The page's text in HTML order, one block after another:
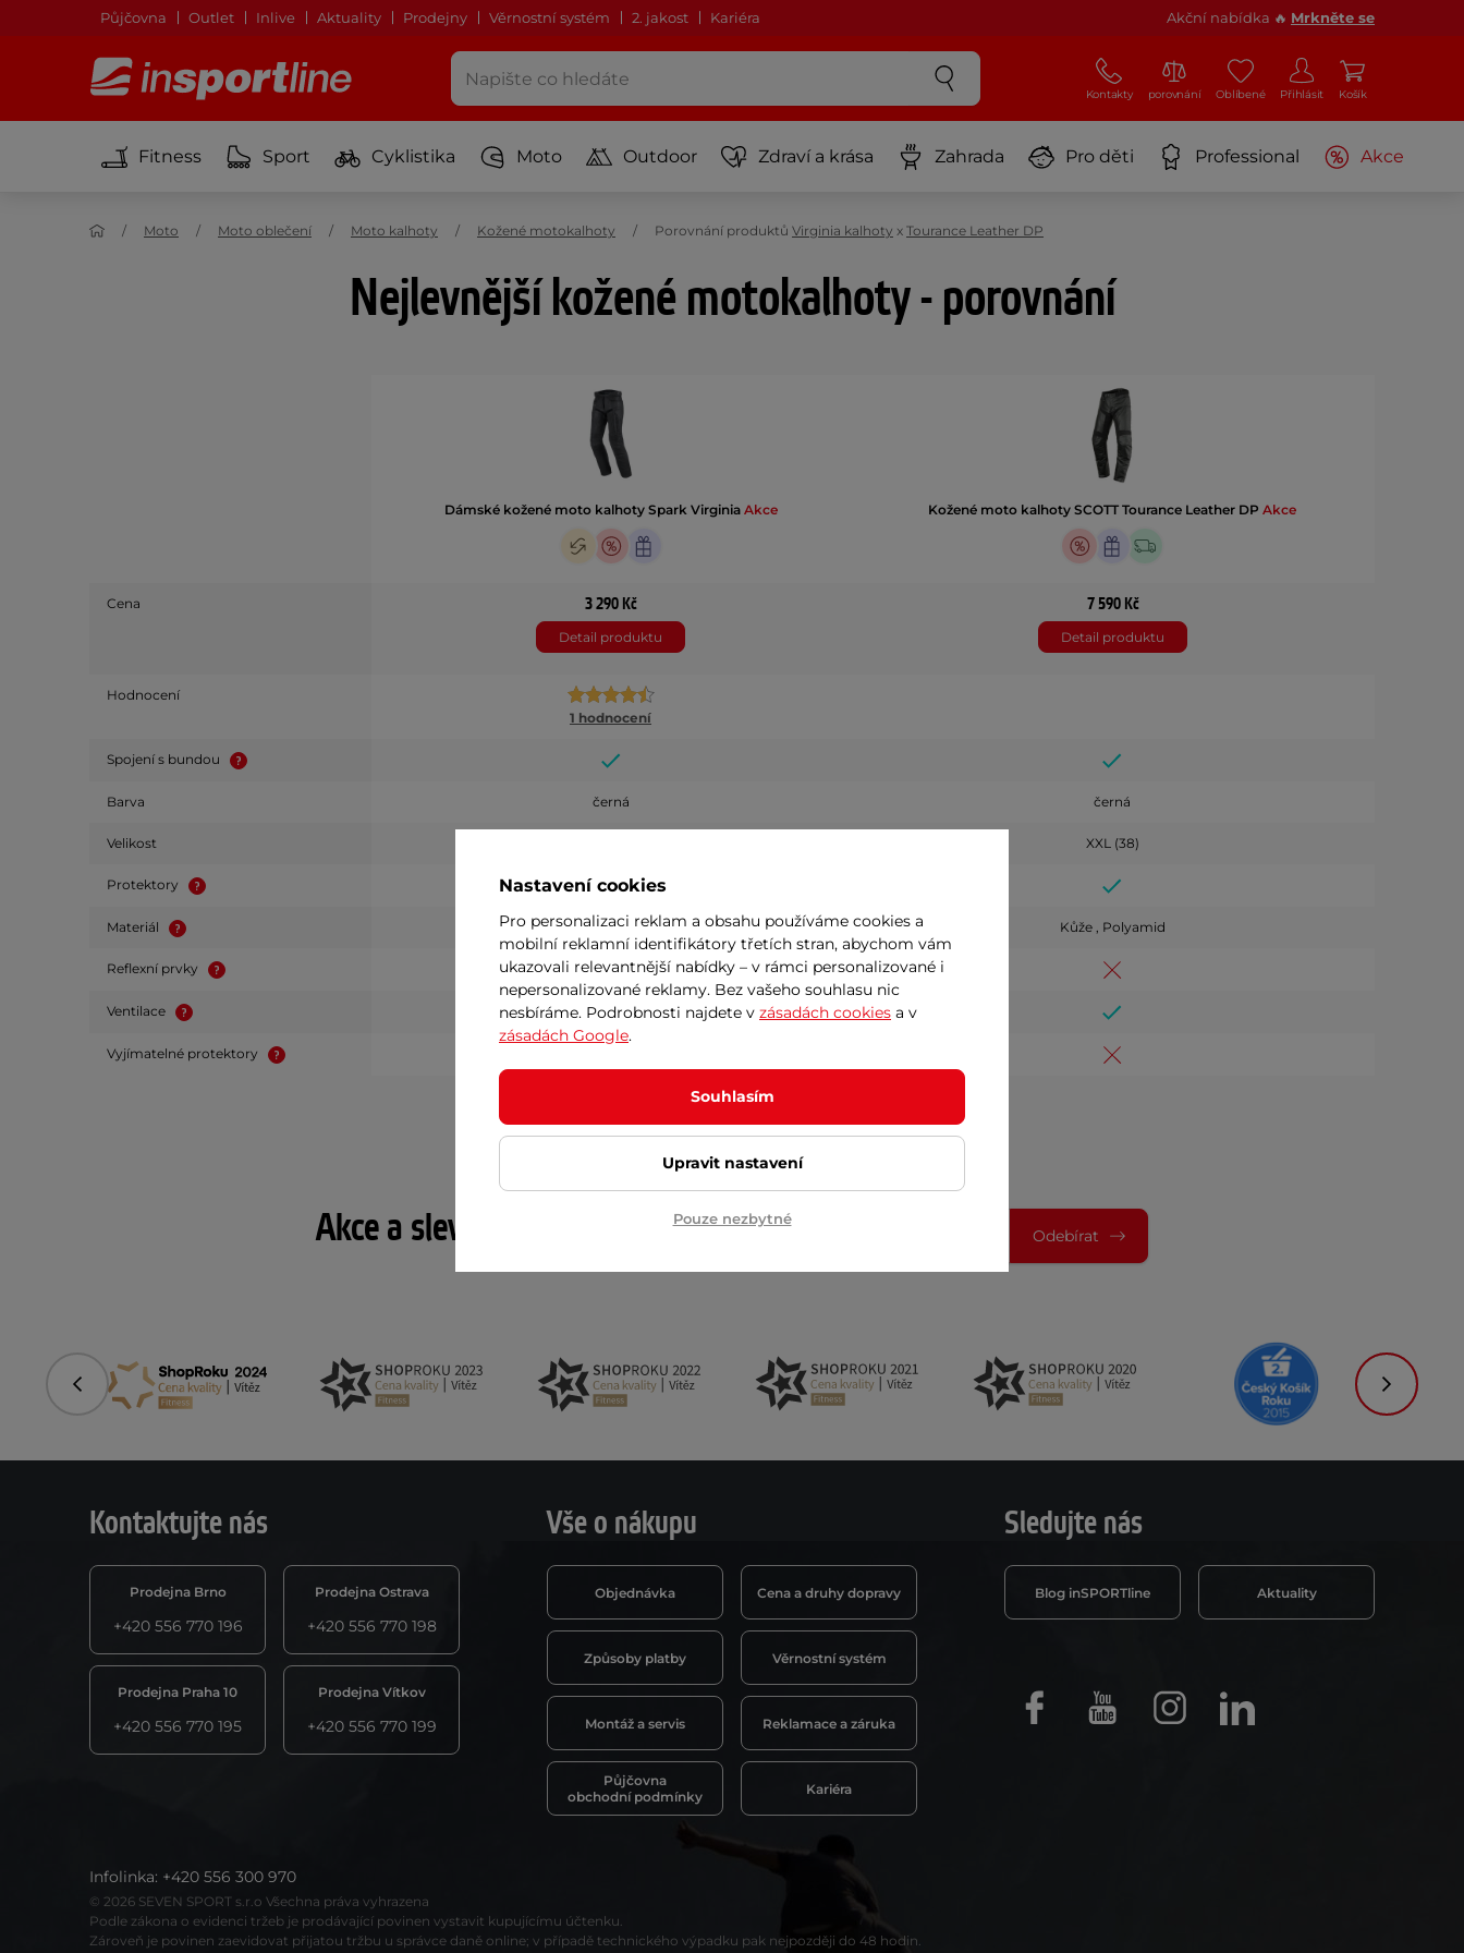
Půjčovna Outlet Inlive Aktuality Prodejny Věrnostní systém 2. jakost Kariéra Akční nabídka 🔥 Mrkněte se
Kontakty porovnání Oblíbené Přihlásit Košík
Fitness Sport Cyklistika Moto Outdoor Zdraví a krása Zahrada Pro děti Professional Akce
Moto Moto oblečení Moto kalhoty Kožené motokalhoty Porovnání produktů Virginia kalhoty x Tourance Leather DP
Nejlevnější kožené motokalhoty - porovnání
Dámské kožené moto kalhoty Spark Virginia Akce Kožené moto kalhoty SCOTT Tourance Leather DP Akce
Cena 3 290 Kč
Detail produktu
7 590 Kč
Detail produktu
Hodnocení
1 hodnocení
Spojení s bundou
Barva černá černá
Velikost XXL (38)
Protektory
Materiál Kůže Kůže , Polyamid
Reflexní prvky
Ventilace
Vyjímatelné protektory
Akce a slevy na email
Akční newsletter
Odebírat
Předchozí
Kontaktujte nás
Prodejna Brno
+420 556 770 196
Prodejna Ostrava
+420 556 770 198
Prodejna Praha 10
+420 556 770 195
Prodejna Vítkov
+420 556 770 199
Vše o nákupu
Objednávka Cena a druhy dopravy
Způsoby platby Věrnostní systém
Montáž a servis Reklamace a záruka
Půjčovna
obchodní podmínky
Kariéra
Sledujte nás
Blog inSPORTline Aktuality
FacebookYoutube InstagramLinkedIn
Infolinka: +420 556 300 970
© 2026 SEVEN SPORT s.r.o Všechna práva vyhrazena
Podle zákona o evidenci tržeb je prodávající povinen vystavit kupujícímu účtenku.
Zároveň je povinen zaevidovat přijatou tržbu u správce daně online; v případě technického výpadku pak nejpozději do 48 hodin.
Nastavení cookies
Pro personalizaci reklam a obsahu používáme cookies a
mobilní reklamní identifikátory třetích stran, abychom vám
ukazovali relevantnější nabídky – v rámci personalizované i
nepersonalizované reklamy. Bez vašeho souhlasu nic
nesbíráme. Podrobnosti najdete v zásadách cookies a v
zásadách Google.
Souhlasím
Upravit nastavení
Pouze nezbytné